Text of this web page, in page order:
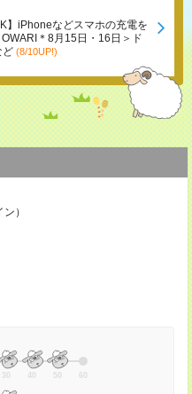
】iPhoneなどスマホの充電を
＊8月15日・16日＞ド
ど (8/10UP!)
）
30 40 50 60